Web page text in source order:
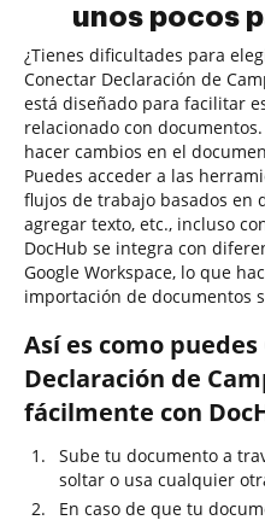
unos pocos
¿Tienes dificultades para
Conectar Declaración de
está diseñado para facilitar
relacionado con
hacer cambios en el
Puedes acceder a las
flujos de trabajo basados en
agregar texto, etc., incluso
DocHub se integra con
Google Workspace, lo que
importación de documentos
Así es como
Declaración de
fácilmente con
Sube tu documento a
soltar o usa cualquier
En caso de que tu